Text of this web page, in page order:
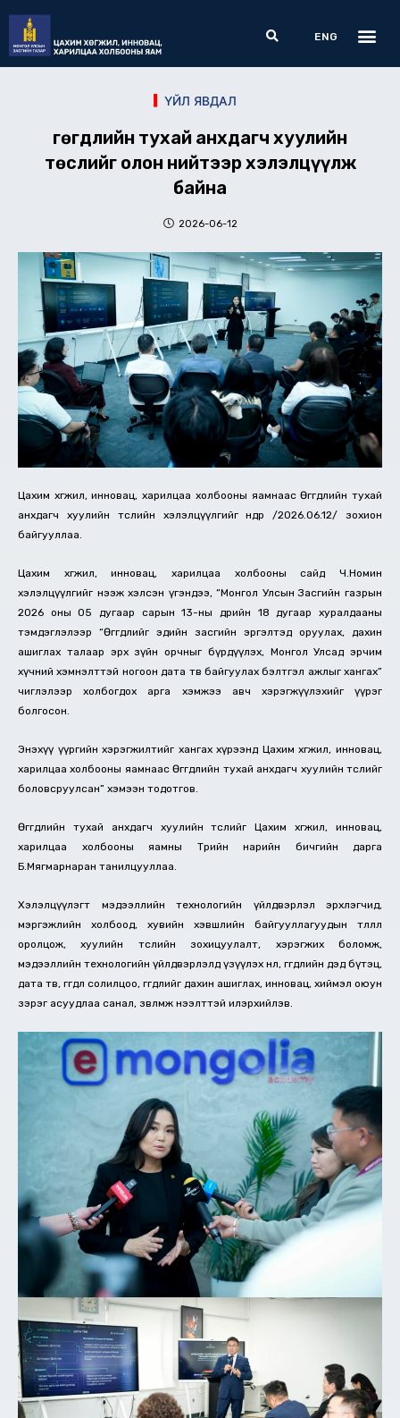
content
Search
ENG
ҮЙЛ ЯВДАЛ
Өгөгдлийн тухай анхдагч хуулийн
төслийг олон нийтээр хэлэлцүүлж
байна
2026-06-12
Цахим хөгжил, инновац, харилцаа холбооны яамнаас Өгөгдлийн тухай
анхдагч хуулийн төслийн хэлэлцүүлгийг өнөөдөр /2026.06.12/ зохион
байгууллаа.
Цахим хөгжил, инновац, харилцаа холбооны сайд Ч.Номин
хэлэлцүүлгийг нээж хэлсэн үгэндээ, “Монгол Улсын Засгийн газрын
2026 оны 05 дугаар сарын 13-ны өдрийн 18 дугаар хуралдааны
тэмдэглэлээр “Өгөгдлийг эдийн засгийн эргэлтэд оруулах, дахин
ашиглах талаар эрх зүйн орчныг бүрдүүлэх, Монгол Улсад эрчим
хүчний хэмнэлттэй ногоон дата төв байгуулах бэлтгэл ажлыг хангах”
чиглэлээр холбогдох арга хэмжээ авч хэрэгжүүлэхийг үүрэг
болгосон.
Энэхүү үүргийн хэрэгжилтийг хангах хүрээнд Цахим хөгжил, инновац,
харилцаа холбооны яамнаас Өгөгдлийн тухай анхдагч хуулийн төслийг
боловсруулсан” хэмээн тодотгов.
Өгөгдлийн тухай анхдагч хуулийн төслийг Цахим хөгжил, инновац,
харилцаа холбооны яамны Төрийн нарийн бичгийн дарга
Б.Мягмарнаран танилцууллаа.
Хэлэлцүүлэгт мэдээллийн технологийн үйлдвэрлэл эрхлэгчид,
мэргэжлийн холбоод, хувийн хэвшлийн байгууллагуудын төлөөлөл
оролцож, хуулийн төслийн зохицуулалт, хэрэгжих боломж,
мэдээллийн технологийн үйлдвэрлэлд үзүүлэх нөлөө, өгөгдлийн дэд бүтэц,
дата төв, өгөгдөл солилцоо, өгөгдлийг дахин ашиглах, инновац, хиймэл оюун
зэрэг асуудлаа санал, зөвлөмжөө нээлттэй илэрхийлэв.